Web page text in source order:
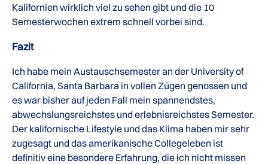
Kalifornien wirklich viel zu sehen gibt und die 10
Semesterwochen extrem schnell vorbei sind.
Fazit
Ich habe mein Austauschsemester an der University of
California, Santa Barbara in vollen Zügen genossen und
es war bisher auf jeden Fall mein spannendstes,
abwechslungsreichstes und erlebnisreichstes Semester.
Der kalifornische Lifestyle und das Klima haben mir sehr
zugesagt und das amerikanische Collegeleben ist
definitiv eine besondere Erfahrung, die ich nicht missen